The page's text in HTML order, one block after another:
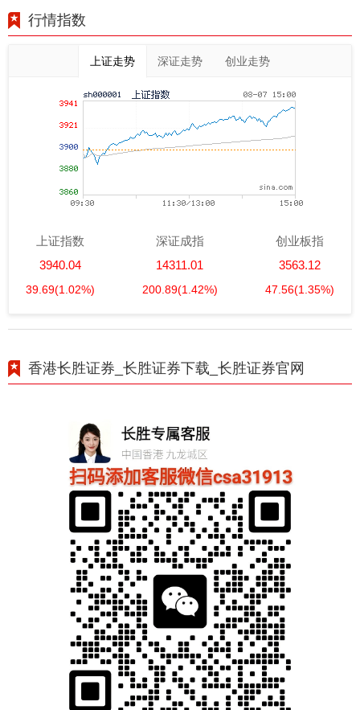
行情指数
上证走势 深证走势 创业走势
上证指数
3940.04
39.69(1.02%)
深证成指
14311.01
200.89(1.42%)
创业板指
3563.12
47.56(1.35%)
香港长胜证券_长胜证券下载_长胜证券官网